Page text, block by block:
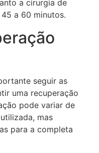
a cirurgia de
a 60 minutos.
seguir as
uma recuperação
pode variar de
mas
para a completa